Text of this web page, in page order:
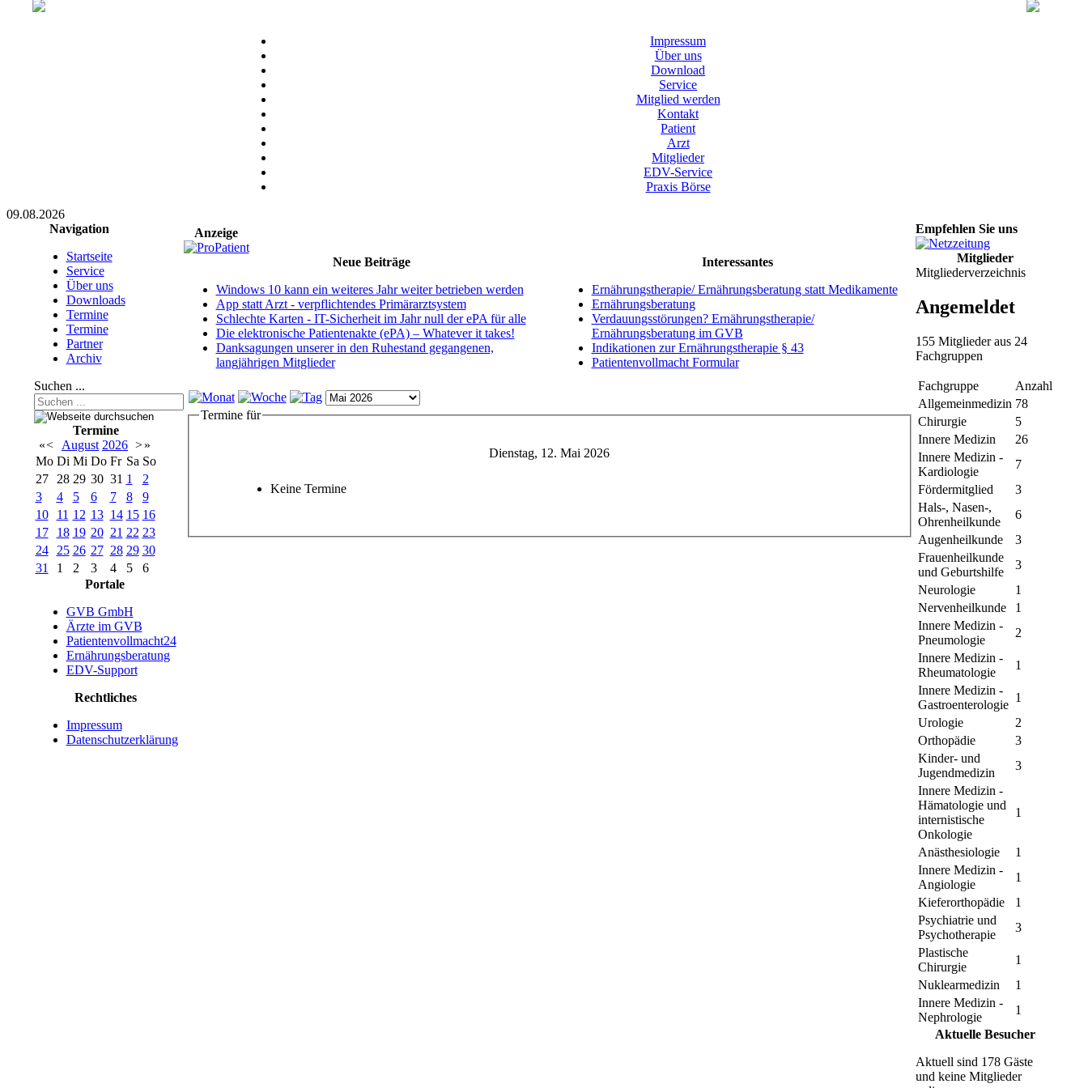
Impressum
Über uns
Download
Service
Mitglied werden
Kontakt
Patient
Arzt
Mitglieder
EDV-Service
Praxis Börse
09.08.2026
Navigation
Startseite
Service
Über uns
Downloads
Termine
Termine
Partner
Archiv
Suchen ...
Termine
«< August 2026 >»
Mo Di Mi Do Fr Sa So
27
28 29 30 31 1
2
3
4 5 6 7 8
9
10
11 12 13 14 15 16
17
18 19 20 21 22 23
24
25 26 27 28 29 30
31
1 2 3 4 5
6
Portale
GVB GmbH
Ärzte im GVB
Patientenvollmacht24
Ernährungsberatung
EDV-Support
Rechtliches
Impressum
Datenschutzerklärung
Anzeige
Neue Beiträge
Windows 10 kann ein weiteres Jahr weiter betrieben werden
App statt Arzt - verpflichtendes Primärarztsystem
Schlechte Karten - IT-Sicherheit im Jahr null der ePA für alle
Die elektronische Patientenakte (ePA) – Whatever it takes!
Danksagungen unserer in den Ruhestand gegangenen,
langjährigen Mitglieder
Interessantes
Ernährungstherapie/ Ernährungsberatung statt Medikamente
Ernährungsberatung
Verdauungsstörungen? Ernährungstherapie/
Ernährungsberatung im GVB
Indikationen zur Ernährungstherapie § 43
Patientenvollmacht Formular
Termine für
Dienstag, 12. Mai 2026
Keine Termine
Empfehlen Sie uns
Mitglieder
Mitgliederverzeichnis
Angemeldet
155 Mitglieder aus 24
Fachgruppen
Fachgruppe
Anzahl
Allgemeinmedizin 78
Chirurgie
5
Innere Medizin
26
Innere Medizin -
Kardiologie
7
Fördermitglied
3
Hals-, Nasen-,
Ohrenheilkunde
6
Augenheilkunde
3
Frauenheilkunde
und Geburtshilfe
3
Neurologie
1
Nervenheilkunde
1
Innere Medizin -
Pneumologie
2
Innere Medizin -
Rheumatologie
1
Innere Medizin -
Gastroenterologie
1
Urologie
2
Orthopädie
3
Kinder- und
Jugendmedizin
3
Innere Medizin -
Hämatologie und
internistische
Onkologie
1
Anästhesiologie
1
Innere Medizin -
Angiologie
1
Kieferorthopädie
1
Psychiatrie und
Psychotherapie
3
Plastische
Chirurgie
1
Nuklearmedizin
1
Innere Medizin -
Nephrologie
1
Aktuelle Besucher
Aktuell sind 178 Gäste
und keine Mitglieder